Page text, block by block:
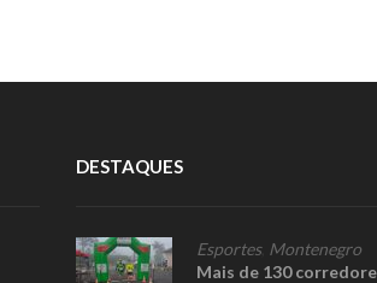
DESTAQUES
Esportes, Montenegro
Mais de 130